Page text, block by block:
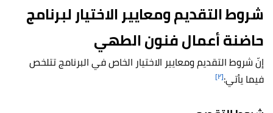
شروط التقديم ومعايير الاختيار لبرنامج
حاضنة أعمال فنون الطهي
إنّ شروط التقديم ومعايير الاختيار الخاص في البرنامج تتلخص
فيما يأتي:[٢]